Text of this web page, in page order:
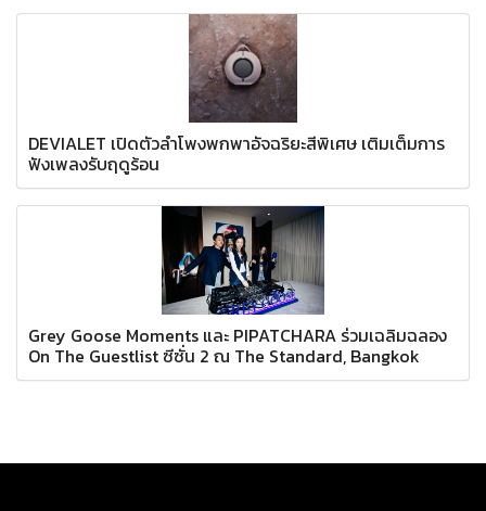
DEVIALET เปิดตัวลำโพงพกพาอัจฉริยะสีพิเศษ เติมเต็มการ
ฟังเพลงรับฤดูร้อน
Grey Goose Moments และ PIPATCHARA ร่วมเฉลิมฉลอง
On The Guestlist ซีซั่น 2 ณ The Standard, Bangkok